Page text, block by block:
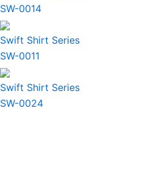
SW-0014
Swift Shirt Series
SW-0011
Swift Shirt Series
SW-0024